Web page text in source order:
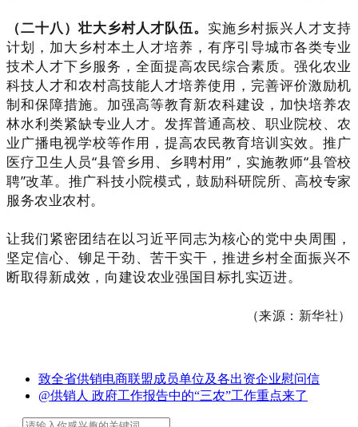
（二十八）壮大乡村人才队伍。 实施乡村振兴人才支持
计划，加大乡村本土人才培养，有序引导城市各类专业
技术人才下乡服务，全面提高农民综合素质。强化农业
科技人才和农村高技能人才培养使用，完善评价激励机
制和保障措施。加强高等教育新农科建设，加快培养农
林水利类紧缺专业人才。发挥普通高校、职业院校、农
业广播电视学校等作用，提高农民教育培训实效。推广
医疗卫生人员“县管乡用、乡聘村用”，实施教师“县管校
聘”改革。推广科技小院模式，鼓励科研院所、高校专家
服务农业农村。
让我们紧密团结在以习近平同志为核心的党中央周围，
坚定信心、铆足干劲、苦干实干，推进乡村全面振兴不
断取得新成效，向建设农业强国目标扎实迈进。
（来源： 新华社）
致全省供销电商联盟成员单位及各出资企业慰问信
@供销人 政府工作报告中的“三农”工作重点来了